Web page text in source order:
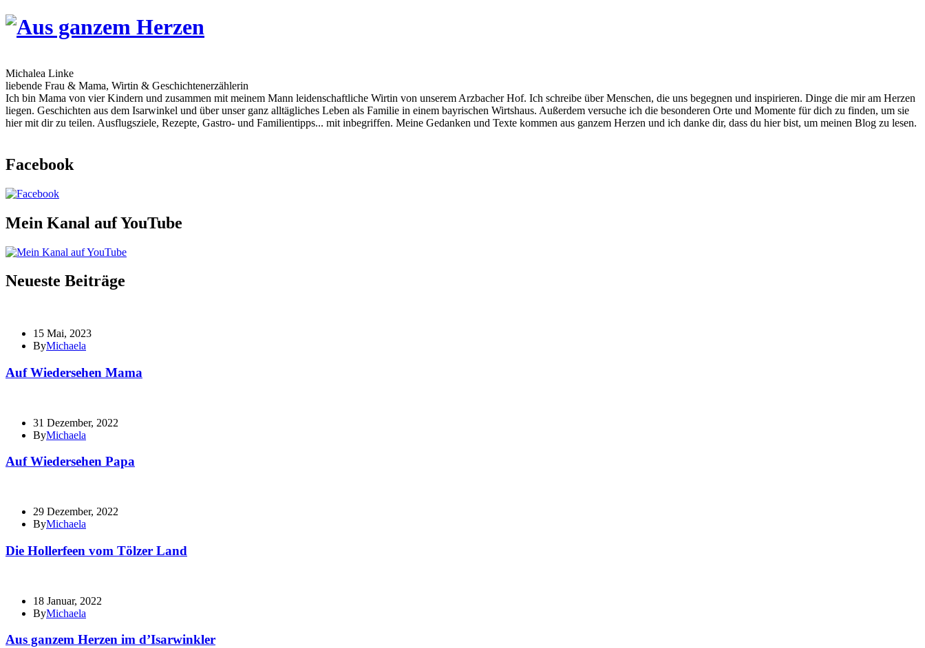
Skip
Michalea Linke
liebende Frau & Mama, Wirtin & Geschichtenerzählerin
Ich bin Mama von vier Kindern und zusammen mit meinem Mann leidenschaftliche Wirtin von unserem Arzbacher Hof. Ich schreibe über Menschen, die uns begegnen und inspirieren. Dinge die mir am Herzen
liegen. Geschichten aus dem Isarwinkel und über unser ganz alltägliches Leben als Familie in einem bayrischen Wirtshaus. Außerdem versuche ich die besonderen Orte und Momente für dich zu finden, um sie
hier mit dir zu teilen. Ausflugsziele, Rezepte, Gastro- und Familientipps... mit inbegriffen. Meine Gedanken und Texte kommen aus ganzem Herzen und ich danke dir, dass du hier bist, um meinen Blog zu lesen.
Facebook
Mein Kanal auf YouTube
Neueste Beiträge
15 Mai, 2023
ByMichaela
Auf Wiedersehen Mama
31 Dezember, 2022
ByMichaela
Auf Wiedersehen Papa
29 Dezember, 2022
ByMichaela
Die Hollerfeen vom Tölzer Land
18 Januar, 2022
ByMichaela
Aus ganzem Herzen im d’Isarwinkler